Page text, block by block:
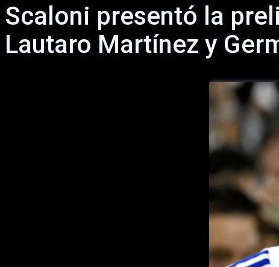
Scaloni presentó la
Lautaro Martínez y